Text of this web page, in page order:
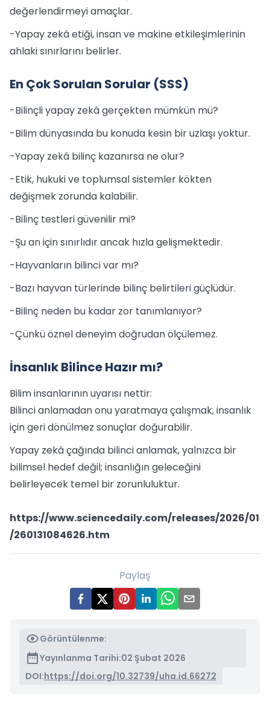
değerlendirmeyi amaçlar.
-Yapay zekâ etiği, insan ve makine etkileşimlerinin
ahlaki sınırlarını belirler.
En Çok Sorulan Sorular (SSS)
-Bilinçli yapay zekâ gerçekten mümkün mü?
-Bilim dünyasında bu konuda kesin bir uzlaşı yoktur.
-Yapay zekâ bilinç kazanırsa ne olur?
-Etik, hukuki ve toplumsal sistemler kökten
değişmek zorunda kalabilir.
-Bilinç testleri güvenilir mi?
-Şu an için sınırlıdır ancak hızla gelişmektedir.
-Hayvanların bilinci var mı?
-Bazı hayvan türlerinde bilinç belirtileri güçlüdür.
-Bilinç neden bu kadar zor tanımlanıyor?
-Çünkü öznel deneyim doğrudan ölçülemez.
İnsanlık Bilince Hazır mı?
Bilim insanlarının uyarısı nettir:
Bilinci anlamadan onu yaratmaya çalışmak, insanlık
için geri dönülmez sonuçlar doğurabilir.
Yapay zekâ çağında bilinci anlamak, yalnızca bir
bilimsel hedef değil; insanlığın geleceğini
belirleyecek temel bir zorunluluktur.
https://www.sciencedaily.com/releases/2026/01
/260131084626.htm
Paylaş
Görüntülenme:
Yayınlanma Tarihi:02 Şubat 2026
DOI:https://doi.org/10.32739/uha.id.66272